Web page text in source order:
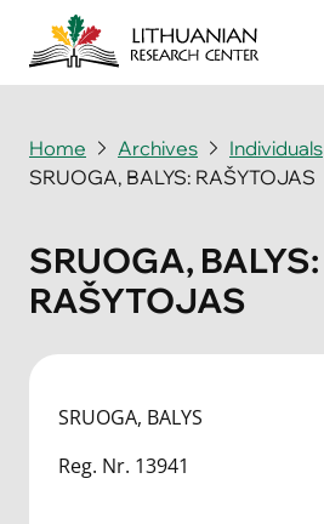
About
Periodicals
Books
News & Events
Support Us
Home Archives
Individuals
SRUOGA, BALYS: RAŠYTOJAS
SRUOGA, BALYS:
RAŠYTOJAS
SRUOGA, BALYS
Reg. Nr. 13941